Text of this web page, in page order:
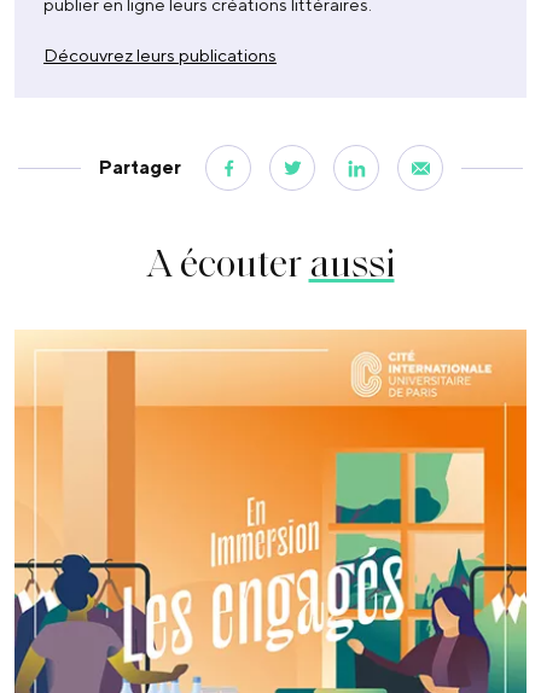
publier en ligne leurs créations littéraires.
Découvrez leurs publications
Partager
A écouteraussi